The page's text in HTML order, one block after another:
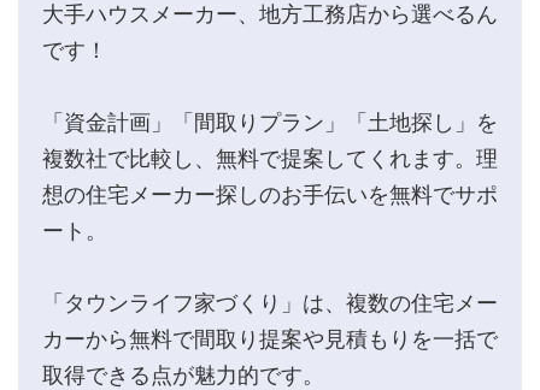
大手ハウスメーカー、地方工務店から選べるん
です！
「資金計画」「間取りプラン」「土地探し」を
複数社で比較し、無料で提案してくれます。理
想の住宅メーカー探しのお手伝いを無料でサポ
ート。
「タウンライフ家づくり」は、複数の住宅メー
カーから無料で間取り提案や見積もりを一括で
取得できる点が魅力的です。